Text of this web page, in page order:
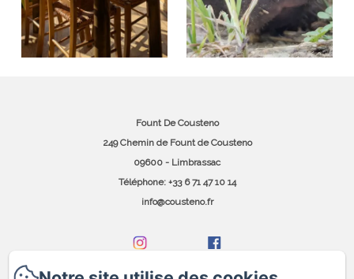
Fount De Cousteno
249 Chemin de Fount de Cousteno
09600 - Limbrassac
Téléphone: +33 6 71 47 10 14
info@cousteno.fr